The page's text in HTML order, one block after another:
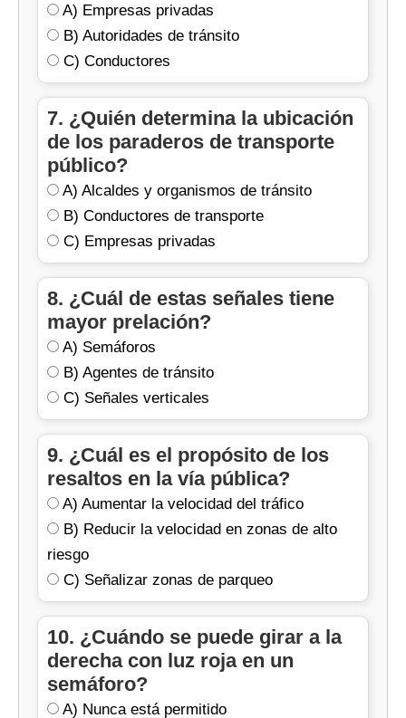
A) Empresas privadas
B) Autoridades de tránsito
C) Conductores
7. ¿Quién determina la ubicación
de los paraderos de transporte
público?
A) Alcaldes y organismos de tránsito
B) Conductores de transporte
C) Empresas privadas
8. ¿Cuál de estas señales tiene
mayor prelación?
A) Semáforos
B) Agentes de tránsito
C) Señales verticales
9. ¿Cuál es el propósito de los
resaltos en la vía pública?
A) Aumentar la velocidad del tráfico
B) Reducir la velocidad en zonas de alto
riesgo
C) Señalizar zonas de parqueo
10. ¿Cuándo se puede girar a la
derecha con luz roja en un
semáforo?
A) Nunca está permitido